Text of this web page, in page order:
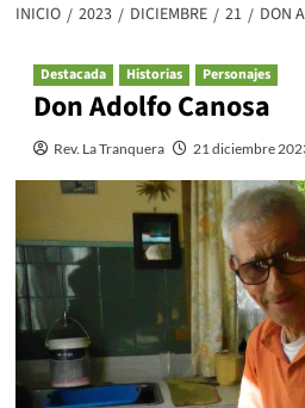
INICIO 2023 DICIEMBRE 21 DON
Destacada Historias Personajes
Don Adolfo Canosa
Rev. La Tranquera 21 diciembre